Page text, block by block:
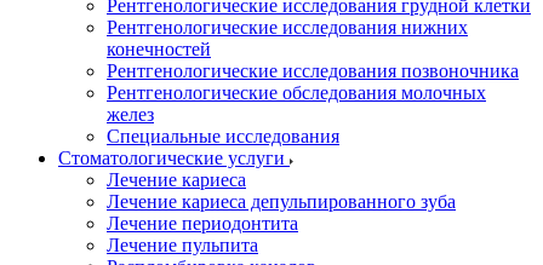
Рентгенологические исследования грудной клетки
Рентгенологические исследования нижних
конечностей
Рентгенологические исследования позвоночника
Рентгенологические обследования молочных
желез
Специальные исследования
Стоматологические услуги
Лечение кариеса
Лечение кариеса депульпированного зуба
Лечение периодонтита
Лечение пульпита